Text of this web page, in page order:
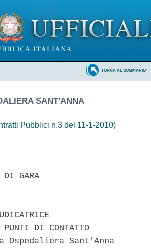
TORNA AL SOMMARIO
SANT'ANNA
Pubblici n.3 del 11-1-2010)
DI GARA
PUNTI DI CONTATTO
Ospedaliera Sant'Anna